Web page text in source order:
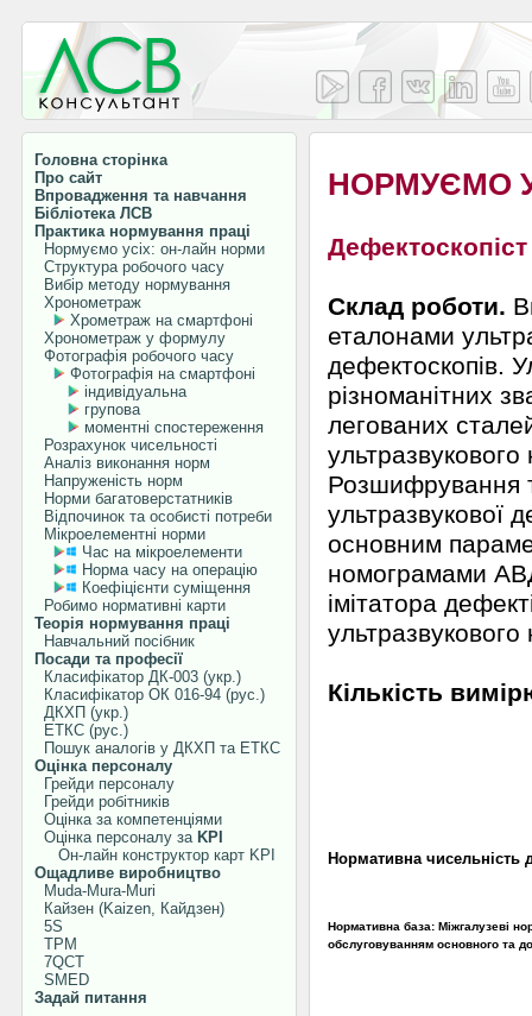
Головна сторінка
Про сайт
Впровадження та навчання
Бібліотека ЛСВ
Практика нормування праці
Нормуємо усіх: он-лайн норми
Структура робочого часу
Вибір методу нормування
Хронометраж
Хрометраж на смартфоні
Хронометраж у формулу
Фотографія робочого часу
Фотографія на смартфоні
індивідуальна
групова
моментні спостереження
Розрахунок чисельності
Аналіз виконання норм
Напруженість норм
Норми багатоверстатників
Відпочинок та особисті потреби
Мікроелементні норми
Час на мікроелементи
Норма часу на операцію
Коефіцієнти суміщення
Робимо нормативні карти
Теорія нормування праці
Навчальний посібник
Посади та професії
Класифікатор ДК-003 (укр.)
Класифікатор ОК 016-94 (рус.)
ДКХП (укр.)
ЕТКС (рус.)
Пошук аналогів у ДКХП та ЕТКС
Оцінка персоналу
Грейди персоналу
Грейди робітників
Оцінка за компетенціями
Оцінка персоналу за KPI
Он-лайн конструктор карт KPI
Ощадливе виробництво
Muda-Mura-Muri
Кайзен (Kaizen, Кайдзен)
5S
TPM
7QCT
SMED
Задай питання
НОРМУЄМО
Склад роботи.
еталонами
дефектоскопів.
різноманітних
легованих
Розшифрування
ультразвукової
основним
номограмами
імітатора
Кількість
Нормативна чисельність
Нормативна база: Міжгалузеві
обслуговуванням основного та